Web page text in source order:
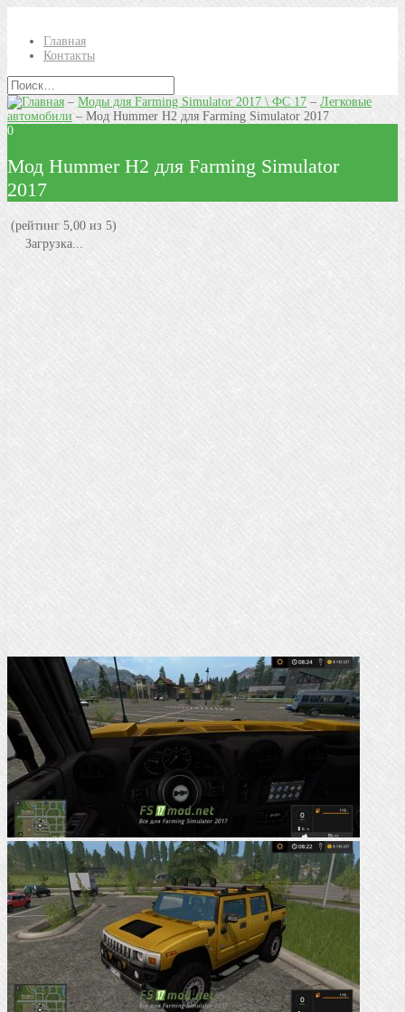
Главная
Контакты
–Моды для Farming Simulator 2017 \ ФС 17– Легковые
автомобили– Мод Hummer H2 для Farming Simulator 2017
0
Мод Hummer H2 для Farming Simulator
2017
(рейтинг 5,00 из 5)
Загрузка...